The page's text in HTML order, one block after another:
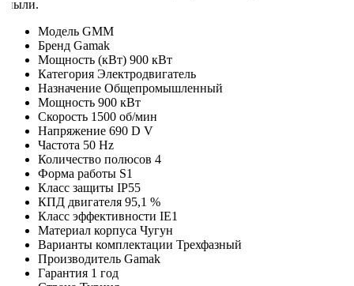
Модель GMM
Бренд Gamak
Мощность (кВт) 900 кВт
Категория Электродвигатель
Назначение Общепромышленный
Мощность 900 кВт
Скорость 1500 об/мин
Напряжение 690 D V
Частота 50 Hz
Количество полюсов 4
Форма работы S1
Класс защиты IP55
КПД двигателя 95,1 %
Класс эффективности IE1
Материал корпуса Чугун
Варианты комплектации Трехфазный
Производитель Gamak
Гарантия 1 год